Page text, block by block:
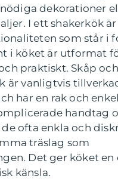
dekorationer
I ett shakerkök
som står i
i köket är utformat
praktiskt. Skåp
är vanligtvis
har en rak och
handtag
ofta enkla och
träslag som
Det ger köket en
känsla.